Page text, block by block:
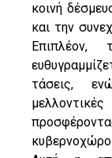
κοινή
και την
τάσεις,